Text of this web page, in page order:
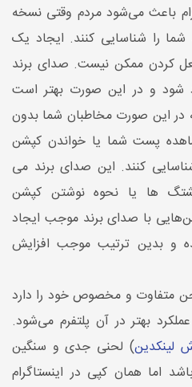
باعث می‌شود مردم وقتی نسخه
را شناسایی کنند. ایجاد یک
کردن ممکن نیست. صدای برند
شود و در این صورت بهتر است
این صورت مخاطبان شما بدون
پست شما یا خواندن کپشن
کنند. این صدای برند می
ها یا نحوه نوشتن کپشن
با صدای برند موجب ایجاد
و بدین ترتیب موجب افزایش
متفاوت و مخصوص خود را دارد
بهتر در آن پلتفرم می‌شود.
لینکدین) لحنی جدی و سنگین
اما همان کپی در اینستاگرام